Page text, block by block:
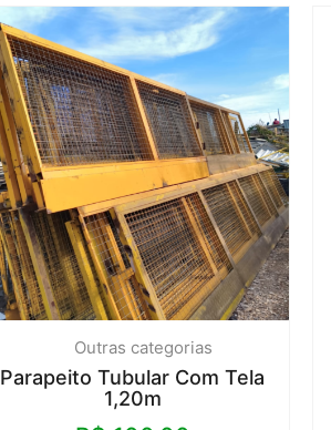
Outras categorias
Parapeito Tubular Com Tela
1,20m